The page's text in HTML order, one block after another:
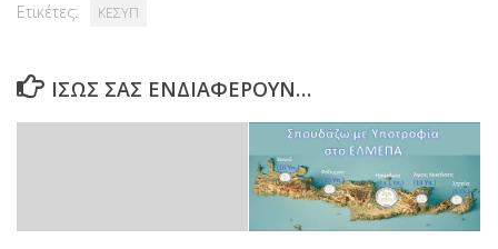
Ετικέτες: ΚΕΣΥΠ
ΊΣΩΣ ΣΑΣ ΕΝΔΙΑΦΈΡΟΥΝ…